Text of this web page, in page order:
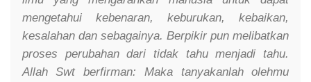
mengetahui kebenaran, keburukan, kebaikan,
kesalahan dan sebagainya. Berpikir pun melibatkan
proses perubahan dari tidak tahu menjadi tahu.
Allah Swt berfirman: Maka tanyakanlah olehmu